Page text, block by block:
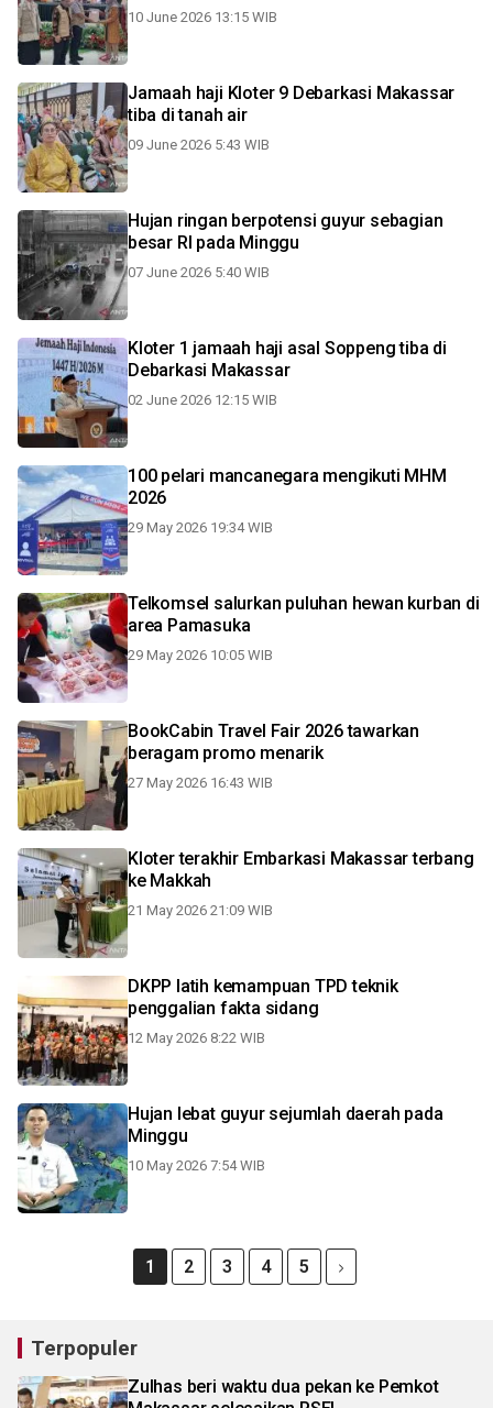
10 June 2026 13:15 WIB
Jamaah haji Kloter 9 Debarkasi Makassar
tiba di tanah air
09 June 2026 5:43 WIB
Hujan ringan berpotensi guyur sebagian
besar RI pada Minggu
07 June 2026 5:40 WIB
Kloter 1 jamaah haji asal Soppeng tiba di
Debarkasi Makassar
02 June 2026 12:15 WIB
100 pelari mancanegara mengikuti MHM
2026
29 May 2026 19:34 WIB
Telkomsel salurkan puluhan hewan kurban di
area Pamasuka
29 May 2026 10:05 WIB
BookCabin Travel Fair 2026 tawarkan
beragam promo menarik
27 May 2026 16:43 WIB
Kloter terakhir Embarkasi Makassar terbang
ke Makkah
21 May 2026 21:09 WIB
DKPP latih kemampuan TPD teknik
penggalian fakta sidang
12 May 2026 8:22 WIB
Hujan lebat guyur sejumlah daerah pada
Minggu
10 May 2026 7:54 WIB
1 2 3 4 5
Terpopuler
Zulhas beri waktu dua pekan ke Pemkot